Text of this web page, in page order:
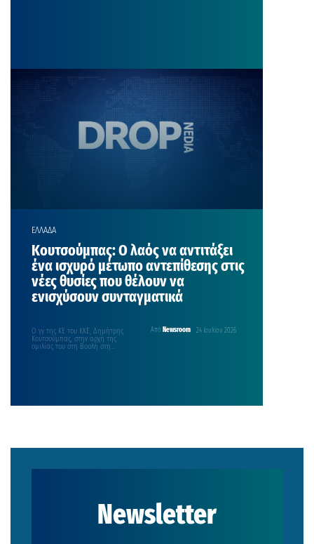
ΕΛΛΑΔΑ
Κουτσούμπας: Ο λαός να αντιτάξει
ένα ισχυρό μέτωπο αντεπίθεσης στις
νέες θυσίες που θέλουν να
ενισχύσουν συνταγματικά
Από Newsroom 24 Ιουλίου 2026
Ο γγ της ΚΕ του ΚΚΕ, Δημήτρης
Κουτσούμπας, στην αρχή της
ομιλίας του στη Βουλή στη
Newsletter